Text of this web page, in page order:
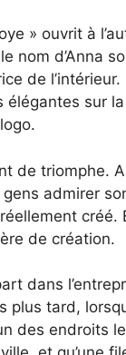
» ouvrit à
nom d’Anna
de
élégantes sur
de triomphe.
gens admirer
créé.
de création.
dans
plus tard,
des endroits